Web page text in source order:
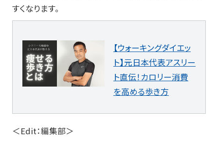
すくなります。
【ウォーキングダイエッ
ト】元日本代表アスリー
ト直伝！カロリー消費
を高める歩き方
＜Edit：編集部＞